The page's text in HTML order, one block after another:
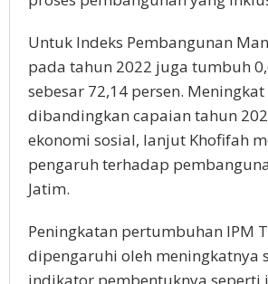
Untuk Indeks Pembangunan
pada tahun 2022 juga tumbuh
sebesar 72,14 persen.
dibandingkan capaian tahun
ekonomi sosial, lanjut Khofifah
pengaruh terhadap
Jatim.
Peningkatan pertumbuhan IPM
dipengaruhi oleh meningkatnya
indikator pembentuknya seperti